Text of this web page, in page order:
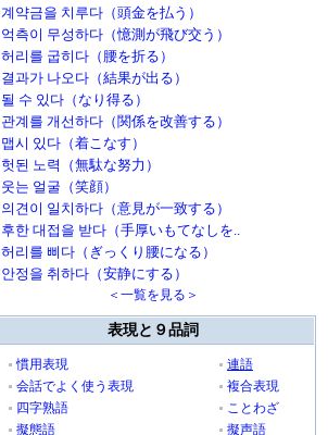
계약금을 치루다（頭金を払う）
억측이 무성하다（憶測が飛び交う）
허리를 굽히다（腰を折る）
결과가 나오다（結果が出る）
될 수 있다（なり得る）
관계를 개선하다（関係を改善する）
맵시 있다（着こなす）
헛된 노력（無駄な努力）
웃는 얼굴（笑顔）
의견이 일치하다（意見が一致する）
후한 대접을 받다（手厚いもてなしを..
허리를 삐다（ぎっくり腰になる）
안정을 취하다（安静にする）
＜一覧を見る＞
表現と９品詞
慣用表現
連語
会話でよく使う表現
複合表現
四字熟語
ことわざ
擬態語
擬声語